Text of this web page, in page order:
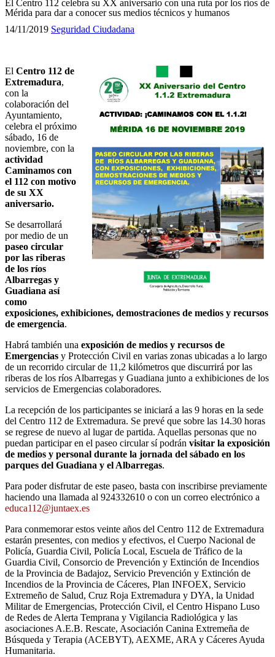
El Centro 112 celebra su XX aniversario con una ruta por los ríos de
Mérida para dar a conocer sus medios técnicos y humanos
14/11/2019 Seguridad Ciudadana
El Centro 112 de
Extremadura,
con la
colaboración del
Ayuntamiento,
celebra el próximo
sábado, 16 de
noviembre, con la
actividad
Caminamos con
el 112 con motivo
de su XX
aniversario.
Se desarrollará
por medio de un
paseo circular
por las riberas
de los ríos
Albarregas y
Guadiana así
como
exposiciones, exhibiciones, demostraciones de medios y recursos
de emergencia.
Habrá también una exposición de medios y recursos de
Emergencias y Protección Civil en varias zonas ubicadas a lo largo
de un recorrido circular de 11,2 kilómetros que discurrirá por las
riberas de los ríos Albarregas y Guadiana junto a exhibiciones de los
servicios de Emergencias colaboradores.
La recepción de los participantes se iniciará a las 9 horas en la sede
del Centro 112 de Extremadura. Se prevé que sobre las 14.30 horas
se regrese de nuevo al lugar de partida. Aquellas personas que no
puedan participar en el paseo circular sí podrán visitar la exposición
de medios y personal durante la jornada del sábado en los
parques del Guadiana y el Albarregas.
Para poder disfrutar de este paseo, basta con inscribirse previamente
haciendo una llamada al 924332610 o con un correo electrónico a
educa112@juntaex.es
Para conmemorar estos veinte años del Centro 112 de Extremadura
estarán presentes, con medios y efectivos, el Cuerpo Nacional de
Policía, Guardia Civil, Policía Local, Escuela de Tráfico de la
Guardia Civil, Consorcio de Prevención y Extinción de Incendios
de la Provincia de Badajoz, Servicio Prevención y Extinción de
Incendios de la Provincia de Cáceres, Plan INFOEX, Servicio
Extremeño de Salud, Cruz Roja Extremadura y DYA, la Unidad
Militar de Emergencias, Protección Civil, el Centro Hispano Luso
de Redes de Alerta Temprana y Vigilancia Radiológica y las
asociaciones A.E.B. Rescate, Asociación Canina Extremeña de
Búsqueda y Terapia (ACEBYT), AEXME, ARA y Cáceres Ayuda
Humanitaria.